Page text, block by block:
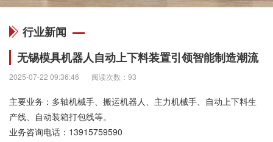
行业新闻
无锡模具机器人自动上下料装置引领智能制造潮流
2025-07-22 09:36:46 阅读次数：93
主要业务：多轴机械手、搬运机器人、主力机械手、自动上下料生
产线、自动装箱打包线等。
业务咨询电话： 13915759590